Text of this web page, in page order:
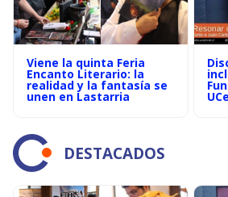
Viene la quinta Feria
Encanto Literario: la
realidad y la fantasía se
unen en Lastarria
DESTACADOS